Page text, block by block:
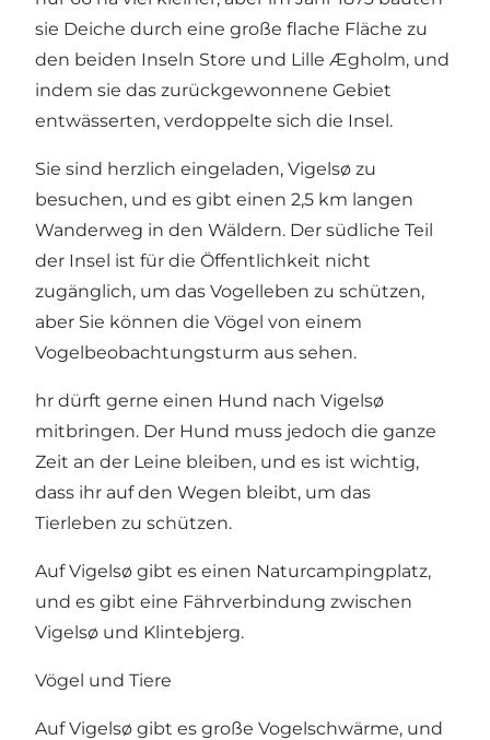
sie Deiche durch eine große flache Fläche zu
den beiden Inseln Store und Lille Ægholm, und
indem sie das zurückgewonnene Gebiet
entwässerten, verdoppelte sich die Insel.
Sie sind herzlich eingeladen, Vigelsø zu
besuchen, und es gibt einen 2,5 km langen
Wanderweg in den Wäldern. Der südliche Teil
der Insel ist für die Öffentlichkeit nicht
zugänglich, um das Vogelleben zu schützen,
aber Sie können die Vögel von einem
Vogelbeobachtungsturm aus sehen.
hr dürft gerne einen Hund nach Vigelsø
mitbringen. Der Hund muss jedoch die ganze
Zeit an der Leine bleiben, und es ist wichtig,
dass ihr auf den Wegen bleibt, um das
Tierleben zu schützen.
Auf Vigelsø gibt es einen Naturcampingplatz,
und es gibt eine Fährverbindung zwischen
Vigelsø und Klintebjerg.
Vögel und Tiere
Auf Vigelsø gibt es große Vogelschwärme, und